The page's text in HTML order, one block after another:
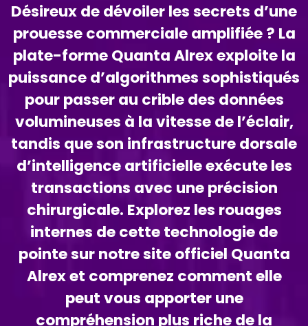
Désireux de dévoiler les secrets d’une
prouesse commerciale amplifiée ? La
plate-forme Quanta Alrex exploite la
puissance d’algorithmes sophistiqués
pour passer au crible des données
volumineuses à la vitesse de l’éclair,
tandis que son infrastructure dorsale
d’intelligence artificielle exécute les
transactions avec une précision
chirurgicale. Explorez les rouages
internes de cette technologie de
pointe sur notre site officiel Quanta
Alrex et comprenez comment elle
peut vous apporter une
compréhension plus riche de la